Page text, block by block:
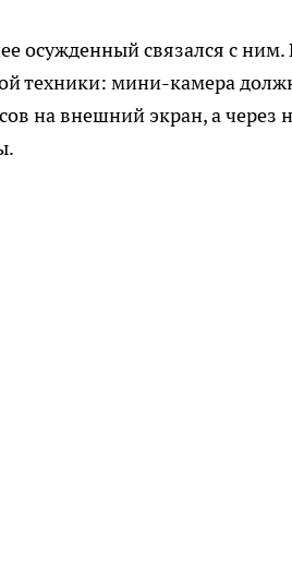
осужденный связался с
техники: мини-камера
на внешний экран, а